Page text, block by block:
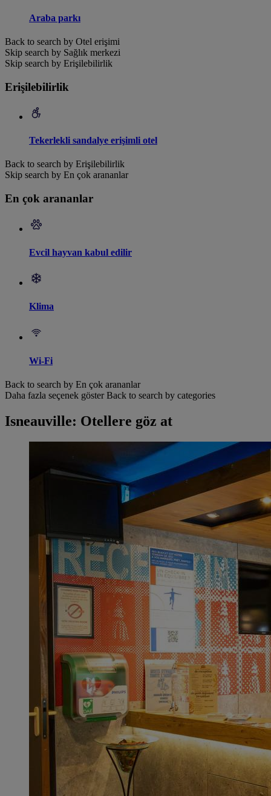
Araba parkı
Back to search by Otel erişimi
Skip search by Sağlık merkezi
Skip search by Erişilebilirlik
Erişilebilirlik
Tekerlekli sandalye erişimli otel
Back to search by Erişilebilirlik
Skip search by En çok arananlar
En çok arananlar
Evcil hayvan kabul edilir
Klima
Wi-Fi
Back to search by En çok arananlar
Daha fazla seçenek göster Back to search by categories
Isneauville: Otellere göz at